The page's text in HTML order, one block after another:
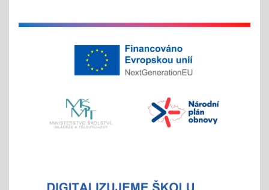
na jaře si potom vyberou žáci 2. st. odměnu/
volný vstup s programem
4x - od 11. do 20. 11.
aneb "Kam na střední?"
pedagogy a školním parlamentem